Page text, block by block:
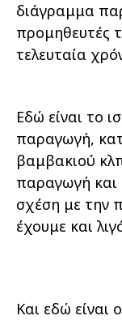
διάγραμμα
προμηθευτές
τελευταία
Εδώ είναι το
παραγωγή,
βαμβακιού
παραγωγή και
σχέση με την
έχουμε και
Και εδώ είναι